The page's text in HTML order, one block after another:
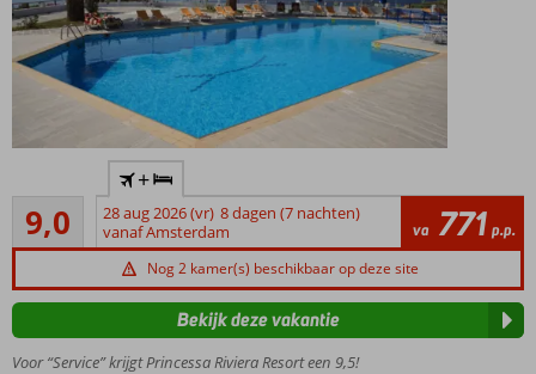
meter
van
het
Ontbijt
met
uitzicht
9,0
Uitstekend
4
beoordelingen
+
28 aug 2026 (vr) 8 dagen (7 nachten)
vanaf Amsterdam
va 771 p.p.
Nog 2 kamer(s) beschikbaar op deze site
Voor “Service” krijgt Princessa Riviera Resort een 9,5!
Bekijk deze vakantie